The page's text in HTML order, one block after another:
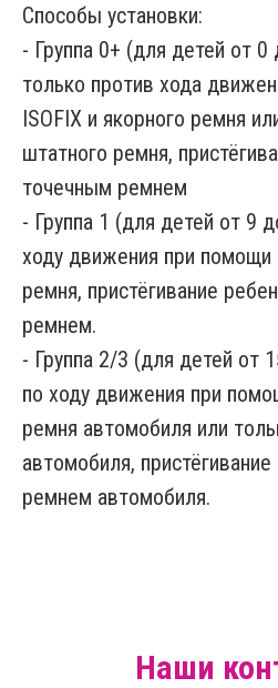
Способы установки:
- Группа 0+ (для детей от 0
только против хода
ISOFIX и якорного ремня
штатного ремня,
точечным ремнем
- Группа 1 (для детей от 9
ходу движения при помощи
ремня, пристёгивание
ремнем.
- Группа 2/3 (для детей от
по ходу движения при
ремня автомобиля или
автомобиля,
ремнем автомобиля.
Наши